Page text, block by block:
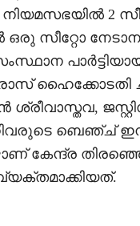
നിയമസഭയിൽ 2
സീറ്റോ
ഹൈക്കോടതി
ശ്രീവാസ്തവ,
ബെഞ്ച്
കേന്ദ്ര